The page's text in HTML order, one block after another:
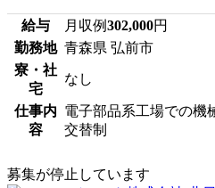
給与 月収例302,000円
勤務地 青森県 弘前市
寮・社
宅
なし
仕事内
容
電子部品系工場での機
交替制
募集が停止しています